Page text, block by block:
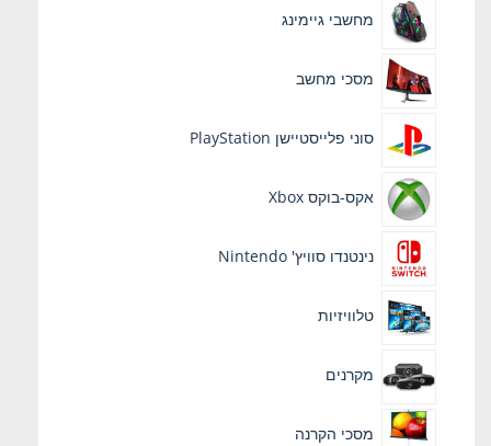
מחשבי גיימינג
מסכי מחשב
סוני פלייסטיישן PlayStation
אקס-בוקס Xbox
נינטנדו סוויץ' Nintendo
טלוויזיות
מקרנים
מסכי הקרנה